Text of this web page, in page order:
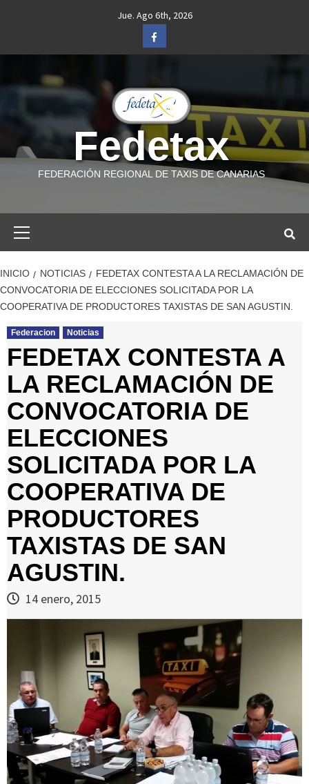
Jue. Ago 6th, 2026
Facebook
Fedetax
FEDERACIÓN REGIONAL DE TAXIS DE CANARIAS
INICIO NOTICIAS
FEDETAX CONTESTA A LA RECLAMACIÓN DE
CONVOCATORIA DE ELECCIONES SOLICITADA POR LA
COOPERATIVA DE PRODUCTORES TAXISTAS DE SAN AGUSTIN.
Federacion Noticias
FEDETAX CONTESTA A
LA RECLAMACIÓN DE
CONVOCATORIA DE
ELECCIONES
SOLICITADA POR LA
COOPERATIVA DE
PRODUCTORES
TAXISTAS DE SAN
AGUSTIN.
14 enero, 2015